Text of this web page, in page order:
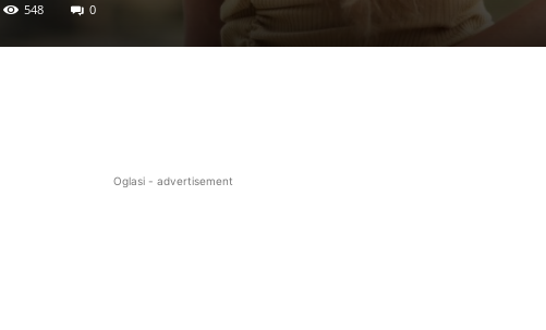
548 0
Oglasi - advertisement